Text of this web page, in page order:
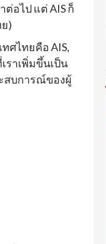
อไป แต่ AIS ก็
)
ศไทยคือ AIS,
ราเพิ่มขึ้นเป็น
สบการณ์ของผู้